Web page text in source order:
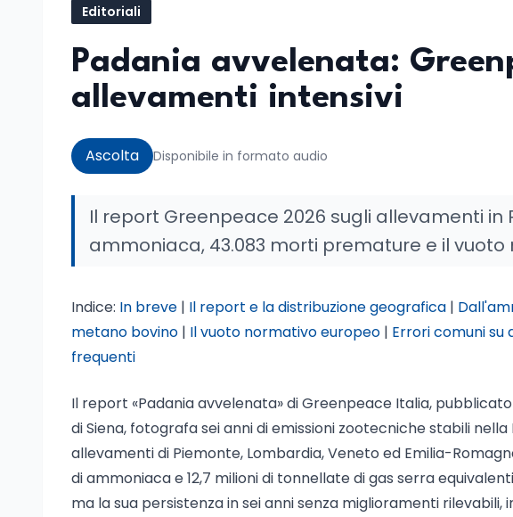
Editoriali
Padania avvelenata:
allevamenti intensivi
Ascolta Disponibile in formato audio
Il report Greenpeace 2026 sugli allevamenti in
ammoniaca, 43.083 morti premature e il vuoto
Indice: In breve | Il report e la distribuzione geografica |
metano bovino | Il vuoto normativo europeo | Errori comuni
frequenti
Il report «Padania avvelenata» di Greenpeace Italia,
di Siena, fotografa sei anni di emissioni zootecniche stabili nella
allevamenti di Piemonte, Lombardia, Veneto ed Emilia-
di ammoniaca e 12,7 milioni di tonnellate di gas serra
ma la sua persistenza in sei anni senza miglioramenti rilevabili,